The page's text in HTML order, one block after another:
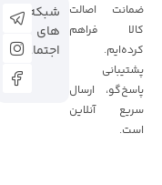
ضمانت اصالت
کالا فراهم
کرده‌ایم.
پشتیبانی
پاسخ‌گو، ارسال
سریع آنلاین
است.
شبکه
های
اجتماعی: